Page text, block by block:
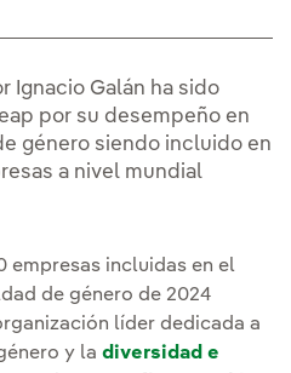
Ignacio Galán ha sido
por su desempeño en
género siendo incluido en
a nivel mundial
empresas incluidas en el
de género de 2024
líder dedicada a
y la diversidad e